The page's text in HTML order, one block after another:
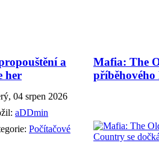
a
her
04 srpen 2026
aDDmin
Počítačové
Mafia: The